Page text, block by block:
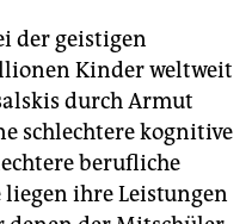
der geistigen
Kinder weltweit
durch Armut
schlechtere kognitive
berufliche
liegen ihre Leistungen